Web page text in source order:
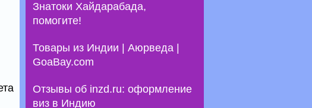
Знатоки Хайдарабада,
помогите!
Товары из Индии | Аюрведа |
GoaBay.com
Отзывы об inzd.ru: оформление
виз в Индию